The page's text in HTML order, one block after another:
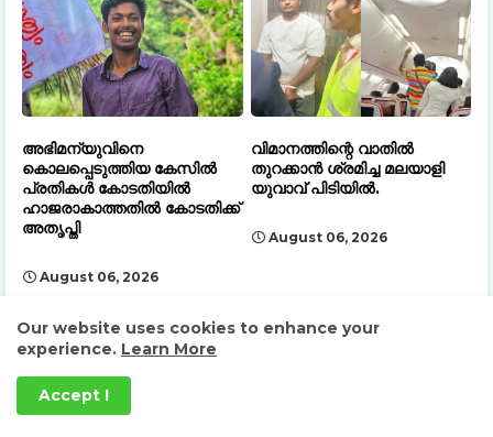
അഭിമന്യുവിനെ
കൊലപ്പെടുത്തിയ കേസിൽ
പ്രതികൾ കോടതിയിൽ
ഹാജരാകാത്തതിൽ കോടതിക്ക്
അതൃപ്തി
August 06, 2026
വിമാനത്തിന്റെ വാതിൽ
തുറക്കാൻ ശ്രമിച്ച മലയാളി
യുവാവ് പിടിയിൽ.
August 06, 2026
കൂടുതൽ കേരള വാർത്തകൾ
Our website uses cookies to enhance your
experience. Learn More
Accept !